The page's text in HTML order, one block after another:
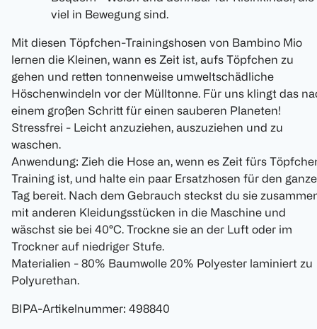
viel in Bewegung sind.
Mit diesen Töpfchen-Trainingshosen von Bambino Mio
lernen die Kleinen, wann es Zeit ist, aufs Töpfchen zu
gehen und retten tonnenweise umweltschädliche
Höschenwindeln vor der Mülltonne. Für uns klingt das
einem großen Schritt für einen sauberen Planeten!
Stressfrei - Leicht anzuziehen, auszuziehen und zu
waschen.
Anwendung: Zieh die Hose an, wenn es Zeit fürs
Training ist, und halte ein paar Ersatzhosen für den
Tag bereit. Nach dem Gebrauch steckst du sie
mit anderen Kleidungsstücken in die Maschine und
wäschst sie bei 40°C. Trockne sie an der Luft oder im
Trockner auf niedriger Stufe.
Materialien - 80% Baumwolle 20% Polyester laminiert zu
Polyurethan.
BIPA-Artikelnummer: 498840